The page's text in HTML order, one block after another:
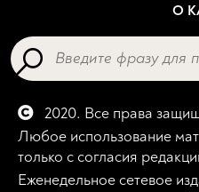
О
2020. Все права
Любое использование
только с согласия
Еженедельное сетевое